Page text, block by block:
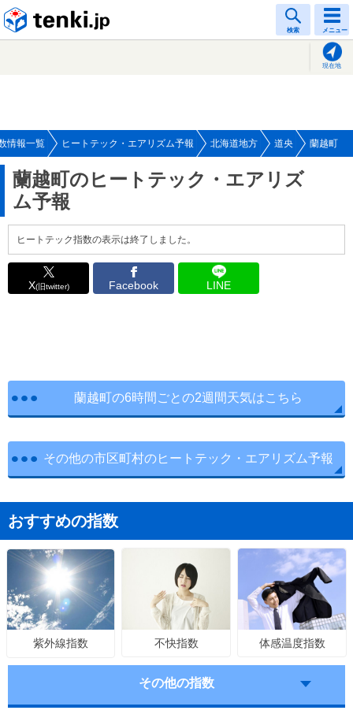
検索 メニュー
現在地
情報一覧 ヒートテック・エアリズム予報 北海道地方 道央 蘭越町
蘭越町のヒートテック・エアリズ
ム予報
ヒートテック指数の表示は終了しました。
X(旧twitter) Facebook LINE
蘭越町の6時間ごとの2週間天気はこちら
その他の市区町村のヒートテック・エアリズム予報
おすすめの指数
紫外線指数 不快指数 体感温度指数
その他の指数